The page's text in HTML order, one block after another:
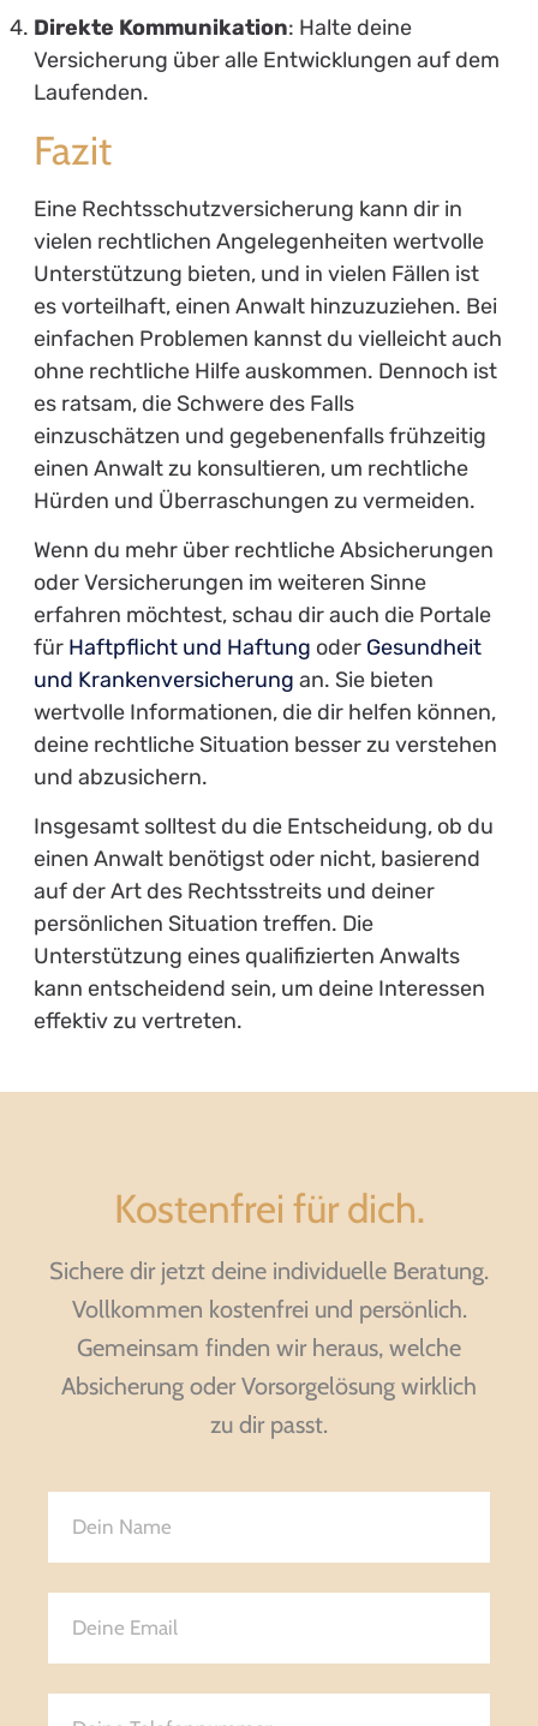
Direkte Kommunikation: Halte deine
Versicherung über alle Entwicklungen auf dem
Laufenden.
Fazit
Eine Rechtsschutzversicherung kann dir in
vielen rechtlichen Angelegenheiten wertvolle
Unterstützung bieten, und in vielen Fällen ist
es vorteilhaft, einen Anwalt hinzuzuziehen. Bei
einfachen Problemen kannst du vielleicht auch
ohne rechtliche Hilfe auskommen. Dennoch ist
es ratsam, die Schwere des Falls
einzuschätzen und gegebenenfalls frühzeitig
einen Anwalt zu konsultieren, um rechtliche
Hürden und Überraschungen zu vermeiden.
Wenn du mehr über rechtliche Absicherungen
oder Versicherungen im weiteren Sinne
erfahren möchtest, schau dir auch die Portale
für Haftpflicht und Haftung oder Gesundheit
und Krankenversicherung an. Sie bieten
wertvolle Informationen, die dir helfen können,
deine rechtliche Situation besser zu verstehen
und abzusichern.
Insgesamt solltest du die Entscheidung, ob du
einen Anwalt benötigst oder nicht, basierend
auf der Art des Rechtsstreits und deiner
persönlichen Situation treffen. Die
Unterstützung eines qualifizierten Anwalts
kann entscheidend sein, um deine Interessen
effektiv zu vertreten.
Kostenfrei für dich.
Sichere dir jetzt deine individuelle Beratung.
Vollkommen kostenfrei und persönlich.
Gemeinsam finden wir heraus, welche
Absicherung oder Vorsorgelösung wirklich
zu dir passt.